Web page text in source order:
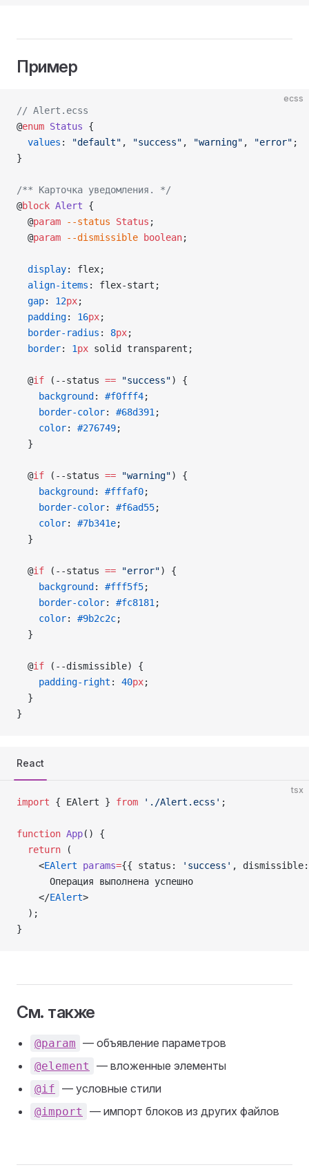
Пример
ecss
// Alert.ecss
@enum Status {
  values
: "default" , "success" , "warning" , "error" ;
}
/** Карточка уведомления. */
@block Alert {
  @
param --status Status ;
  @
param --dismissible boolean;
  display
: flex;
  align-items
: flex-start;
  gap
: 12px;
  padding
: 16px;
  border-radius
: 8px;
  border
: 1px solid transparent;
  @
if (--status == "success") {
    background
: #f0fff4;
    border-color
: #68d391 ;
    color
: #276749;
  }
  @
if (--status == "warning") {
    background
: #fffaf0;
    border-color
: #f6ad55;
    color
: #7b341e;
  }
  @
if (--status == "error") {
    background
: #fff5f5;
    border-color
: #fc8181 ;
    color
: #9b2c2c;
  }
  @
if (--dismissible) {
    padding-right
: 40px;
  }
}
React
tsx
import { EAlert } from './Alert.ecss' ;
function App() {
  return
(
    <
EAlert params={{ status: 'success' ,
      Операция выполнена успешно
    </
EAlert>
  );
}
См. также
@param — объявление параметров
@element — вложенные элементы
@if — условные стили
@import — импорт блоков из других файлов